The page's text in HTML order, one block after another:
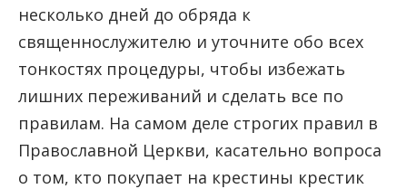
несколько дней до обряда к
священнослужителю и уточните обо всех
тонкостях процедуры, чтобы избежать
лишних переживаний и сделать все по
правилам. На самом деле строгих правил в
Православной Церкви, касательно вопроса
о том, кто покупает на крестины крестик